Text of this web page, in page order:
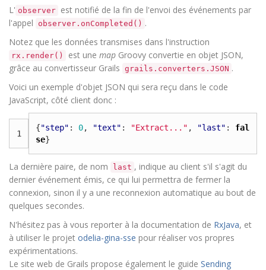
L' observer est notifié de la fin de l'envoi des événements par
l'appel
observer.onCompleted() .
Notez que les données transmises dans l'instruction
rx.render() est une map Groovy convertie en objet JSON,
grâce au convertisseur Grails grails.converters.JSON .
Voici un exemple d'objet JSON qui sera reçu dans le code
JavaScript, côté client donc :
1
{"step" : 0, "text" : "Extract..." , "last" :
fal
se}
La dernière paire, de nom last , indique au client s'il s'agit du
dernier événement émis, ce qui lui permettra de fermer la
connexion, sinon il y a une reconnexion automatique au bout de
quelques secondes.
N'hésitez pas à vous reporter à la documentation de RxJava, et
à utiliser le projet odelia-gina-sse pour réaliser vos propres
expérimentations.
Le site web de Grails propose également le guide Sending